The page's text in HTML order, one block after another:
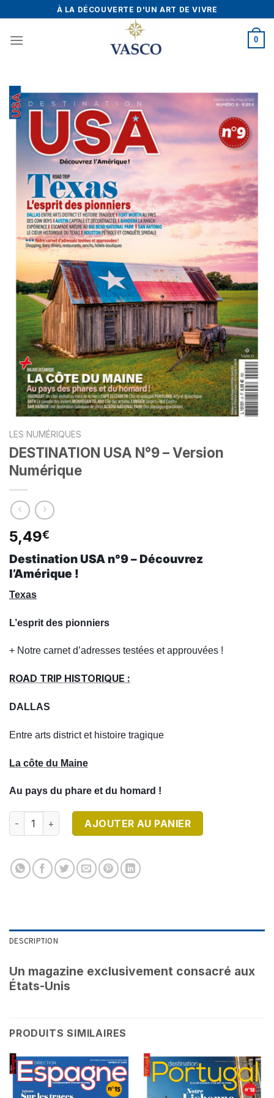
to
content
À LA DÉCOUVERTE D'UN ART DE VIVRE
0
LES NUMÉRIQUES
DESTINATION USA N°9 – Version
Numérique
5,49€
Destination USA n°9 – Découvrez
l’Amérique !
Texas
L’esprit des pionniers
+ Notre carnet d’adresses testées et approuvées !
ROAD TRIP HISTORIQUE :
DALLAS
Entre arts district et histoire tragique
La côte du Maine
Au pays du phare et du homard !
quantité de DESTINATION USA N°9 - Version Numérique
AJOUTER AU PANIER
DESCRIPTION
Un magazine exclusivement consacré aux
États-Unis
PRODUITS SIMILAIRES